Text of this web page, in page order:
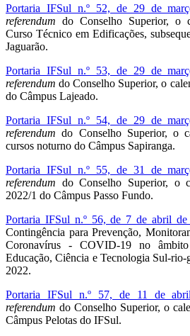
Portaria IFSul n.º 52, de 29 de
referendum do Conselho Superior, o
Curso Técnico em Edificações,
Jaguarão.
Portaria IFSul n.º 53, de 29 de
referendum do Conselho Superior, o
do Câmpus Lajeado.
Portaria IFSul n.º 54, de 29 de
referendum do Conselho Superior, o
cursos noturno do Câmpus Sapiranga.
Portaria IFSul n.º 55, de 31 de
referendum do Conselho Superior, o
2022/1 do Câmpus Passo Fundo.
Portaria IFSul n.º 56, de 7 de abril de
Contingência para Prevenção,
Coronavírus - COVID-19 no
Educação, Ciência e Tecnologia Sul-rio-
2022.
Portaria IFSul n.º 57, de 11 de
referendum do Conselho Superior, o
Câmpus Pelotas do IFSul.